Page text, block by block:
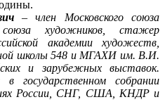
– член Московского союза
союза художников, стажер
академии художеств,
школы 548 и МГАХИ им. В.И.
и зарубежных выставок.
государственном собрании
России, СНГ, США, КНДР и